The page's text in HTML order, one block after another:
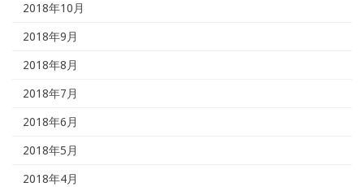
2018年10月
2018年9月
2018年8月
2018年7月
2018年6月
2018年5月
2018年4月